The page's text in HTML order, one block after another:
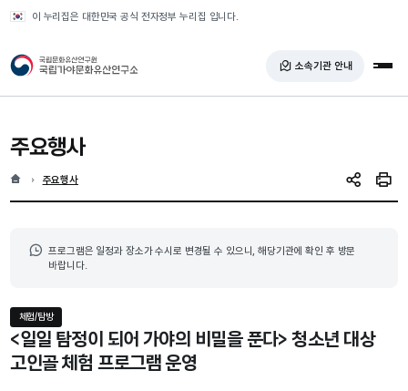
이 누리집은 대한민국 공식 전자정부 누리집 입니다.
국가유산청 국립가야문화유산연구소 소속기관 안내 전
주요행사
홈 현재 위치
주요행사 SNS 공유인쇄
프로그램은 일정과 장소가 수시로 변경될 수 있으니, 해당기관에 확인 후 방문
바랍니다.
체험/탐방
<일일 탐정이 되어 가야의 비밀을 푼다> 청소년 대상
고인골 체험 프로그램 운영